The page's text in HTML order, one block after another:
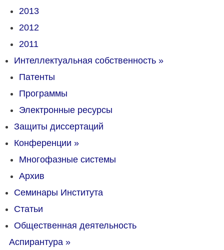
2013
2012
2011
Интеллектуальная собственность »
Патенты
Программы
Электронные ресурсы
Защиты диссертаций
Конференции »
Многофазные системы
Архив
Семинары Института
Статьи
Общественная деятельность
Аспирантура »